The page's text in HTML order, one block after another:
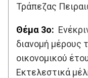
Τράπεζας
Θέμα 3o:
διανομή
οικονομικού
Εκτελεστικά